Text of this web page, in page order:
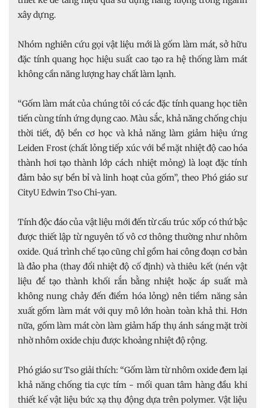
xây dựng.
Nhóm nghiên cứu gọi vật liệu mới là gốm làm mát, sở hữu
đặc tính quang học hiệu suất cao tạo ra hệ thống làm mát
không cần năng lượng hay chất làm lạnh.
“Gốm làm mát của chúng tôi có các đặc tính quang học tiên
tiến cùng tính ứng dụng cao. Màu sắc, khả năng chống chịu
thời tiết, độ bền cơ học và khả năng làm giảm hiệu ứng
Leiden Frost (chất lỏng tiếp xúc với bề mặt nhiệt độ cao hóa
thành hơi tạo thành lớp cách nhiệt mỏng) là loạt đặc tính
đảm bảo sự bền bỉ và linh hoạt của gốm”, theo Phó giáo sư
CityU Edwin Tso Chi-yan.
Tính độc đáo của vật liệu mới đến từ cấu trúc xốp có thứ bậc
được thiết lập từ nguyên tố vô cơ thông thường như nhôm
oxide. Quá trình chế tạo cũng chỉ gồm hai công đoạn cơ bản
là đảo pha (thay đổi nhiệt độ cố định) và thiêu kết (nén vật
liệu để tạo thành khối rắn bằng nhiệt hoặc áp suất mà
không nung chảy đến điểm hóa lỏng) nên tiềm năng sản
xuất gốm làm mát với quy mô lớn hoàn toàn khả thi. Hơn
nữa, gốm làm mát còn làm giảm hấp thụ ánh sáng mặt trời
nhờ nhôm oxide chịu được khoảng nhiệt độ rộng.
Phó giáo sư Tso giải thích: “Gốm làm từ nhôm oxide đem lại
khả năng chống tia cực tím - mối quan tâm hàng đầu khi
thiết kế vật liệu bức xạ thụ động dựa trên polymer. Vật liệu